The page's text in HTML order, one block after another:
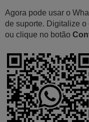
Agora pode usar o
de suporte. Digitalize o
ou clique no botão